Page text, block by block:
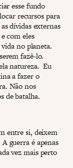
esse fundo
recursos para
dívidas externas
com eles
no planeta.
fazê-lo.
natureza. Eu
a fazer o
Não nos
de batalha.
entre si, deixem
guerra é apenas
vez mais perto